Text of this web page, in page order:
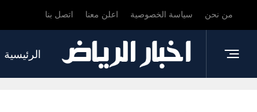
من نحن سياسة الخصوصية اعلن معنا اتصل بنا
الرئيسية